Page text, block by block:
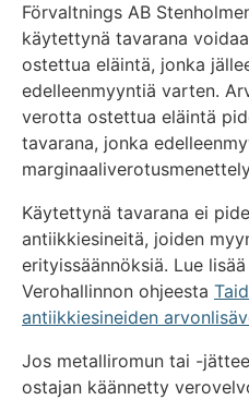
Förvaltnings AB
käytettynä tavarana
ostettua eläintä, jonka
edelleenmyyntiä varten.
verotta ostettua eläintä
tavarana, jonka
Käytettynä tavarana ei
antiikkiesineitä, joiden
erityissäännöksiä. Lue
Verohallinnon ohjeesta
antiikkiesineiden
Jos metalliromun tai -
ostajan käännetty